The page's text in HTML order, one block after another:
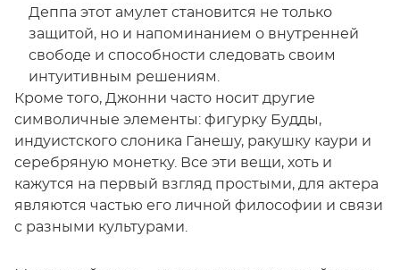
Деппа этот амулет становится не только
защитой, но и напоминанием о внутренней
свободе и способности следовать своим
интуитивным решениям.
Кроме того, Джонни часто носит другие
символичные элементы: фигурку Будды,
индуистского слоника Ганешу, ракушку каури и
серебряную монетку. Все эти вещи, хоть и
кажутся на первый взгляд простыми, для актера
являются частью его личной философии и связи
с разными культурами.